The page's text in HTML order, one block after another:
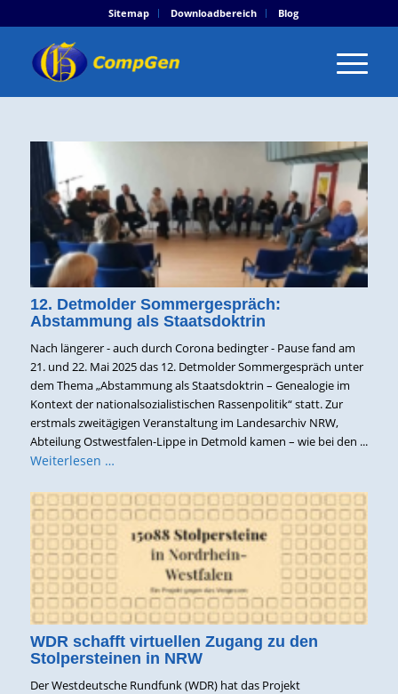
Sitemap Downloadbereich Blog
12. Detmolder Sommergespräch:
Abstammung als Staatsdoktrin
Nach längerer - auch durch Corona bedingter - Pause fand am
21. und 22. Mai 2025 das 12. Detmolder Sommergespräch unter
dem Thema „Abstammung als Staatsdoktrin – Genealogie im
Kontext der nationalsozialistischen Rassenpolitik“ statt. Zur
erstmals zweitägigen Veranstaltung im Landesarchiv NRW,
Abteilung Ostwestfalen-Lippe in Detmold kamen – wie bei den ...
Weiterlesen …
WDR schafft virtuellen Zugang zu den
Stolpersteinen in NRW
Der Westdeutsche Rundfunk (WDR) hat das Projekt